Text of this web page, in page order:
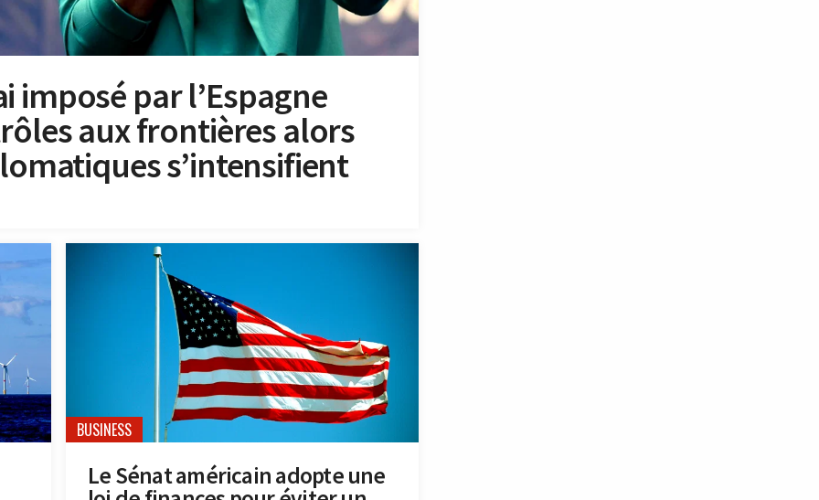
imposé par l’Espagne
aux frontières alors
s’intensifient
BUSINESS
Le Sénat américain adopte une